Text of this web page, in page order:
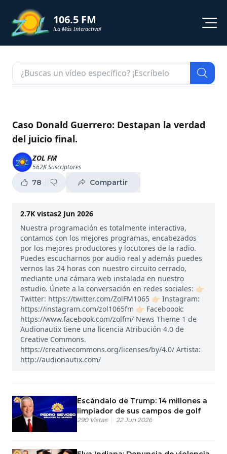
106.5 FM
!La Más Interactiva!
NOTICIAS
SHORTS
PODCAST
ZOL TV
Caso Donald Guerrero: Destapan la verdad
del juicio final.
ZOL FM
562KSuscriptores
78 Compartir
2.7K vistas2 Jun 2026
Nuestra programación es totalmente interactiva,
contamos con los mejores programas, encabezados
por los mejores productores y locutores de la radio.
Puedes escucharnos por audio real y además puedes
vernos las 24 horas con nuestro circuito cerrado,
mediante una cámara web instalada en nuestro
estudio. Únete a la conversación en redes sociales: 👉🏻
Twitter: https://twitter.com/ZolFM1065 👉🏻 Instagram:
https://instagram.com/zol1065fm 👉🏻 Faceboook:
https://www.facebook.com/zolfm/ News Theme 1 de
Audionautix tiene una licencia Atribución 4.0 de
Creative Commons.
https://creativecommons.org/licenses/by/4.0/ Artista:
http://audionautix.com/
Escándalo de Trump: 14 millones a
limpiador de sus campos de golf
290 Vistas 22 Jun 2026